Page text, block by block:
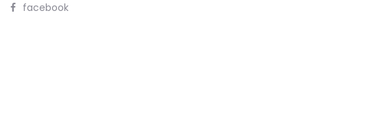
facebook